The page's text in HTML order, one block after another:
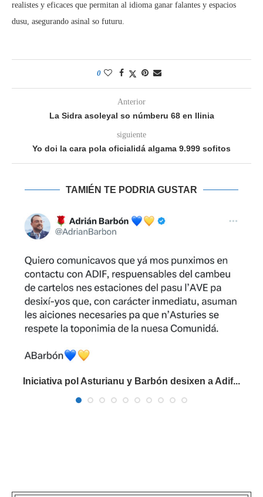
realistes y eficaces que permitan al idioma ganar falantes y espacios
dusu, asegurando asinal so futuru.
0
Anterior
La Sidra asoleyal so númberu 68 en llinia
siguiente
Yo doi la cara pola oficialidá algama 9.999 sofitos
TAMIÉN TE PODRIA GUSTAR
Iniciativa pol Asturianu y Barbón desixen a Adif...